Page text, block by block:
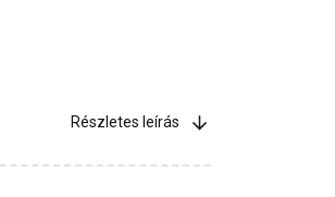
Részletes leírás